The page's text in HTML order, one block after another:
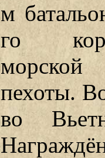
м
го
морской
пехоты.
во